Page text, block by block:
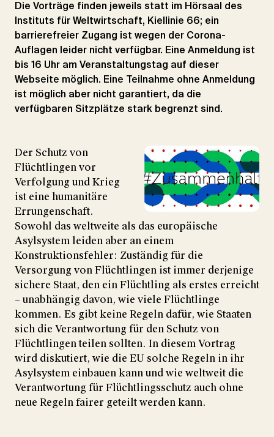
Die Vorträge finden jeweils statt im Hörsaal des
Instituts für Weltwirtschaft, Kiellinie 66; ein
barrierefreier Zugang ist wegen der Corona-
Auflagen leider nicht verfügbar. Eine Anmeldung ist
bis 16 Uhr am Veranstaltungstag auf dieser
Webseite möglich. Eine Teilnahme ohne Anmeldung
ist möglich aber nicht garantiert, da die
verfügbaren Sitzplätze stark begrenzt sind.
Der Schutz von
Flüchtlingen vor
Verfolgung und Krieg
ist eine humanitäre
Errungenschaft.
Sowohl das weltweite als das europäische
Asylsystem leiden aber an einem
Konstruktionsfehler: Zuständig für die
Versorgung von Flüchtlingen ist immer derjenige
sichere Staat, den ein Flüchtling als erstes erreicht
– unabhängig davon, wie viele Flüchtlinge
kommen. Es gibt keine Regeln dafür, wie Staaten
sich die Verantwortung für den Schutz von
Flüchtlingen teilen sollten. In diesem Vortrag
wird diskutiert, wie die EU solche Regeln in ihr
Asylsystem einbauen kann und wie weltweit die
Verantwortung für Flüchtlingsschutz auch ohne
neue Regeln fairer geteilt werden kann.